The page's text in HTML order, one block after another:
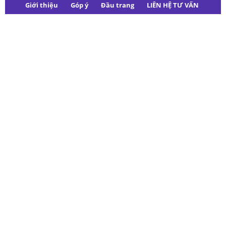
Giới thiệu Góp ý Đầu trang LIÊN HỆ TƯ VẤN